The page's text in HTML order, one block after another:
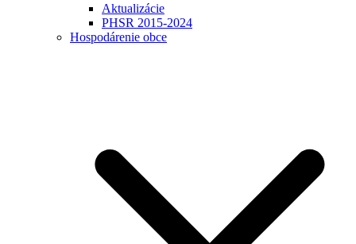
Aktualizácie
PHSR 2015-2024
Hospodárenie obce